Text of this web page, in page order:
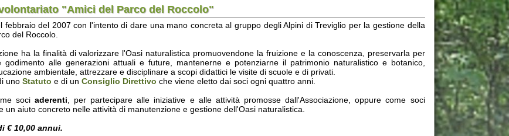
finalità di valorizzare l'Oasi naturalistica promuovendone la fruizione e la conoscenza, preservarla per
alle generazioni attuali e future, mantenerne e potenziarne il patrimonio naturalistico e botanico,
ambientale, attrezzare e disciplinare a scopi didattici le visite di scuole e di privati.
e di unConsiglio Direttivo che viene eletto dai soci ogni quattro anni.
concreto nelle attività di manutenzione e gestione dell'Oasi naturalistica.
annui.
entro il mese di aprile. E' possibile:
da consegnare/inviare compilato all'Associazione;
generale dei soci (in aprile) e durante gli eventi organizzati presso l'Oasi.